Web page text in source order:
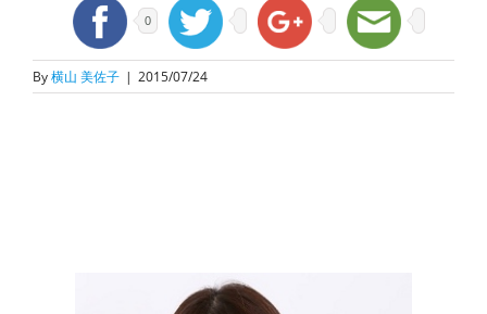
0
By横山 美佐子 | 2015/07/24